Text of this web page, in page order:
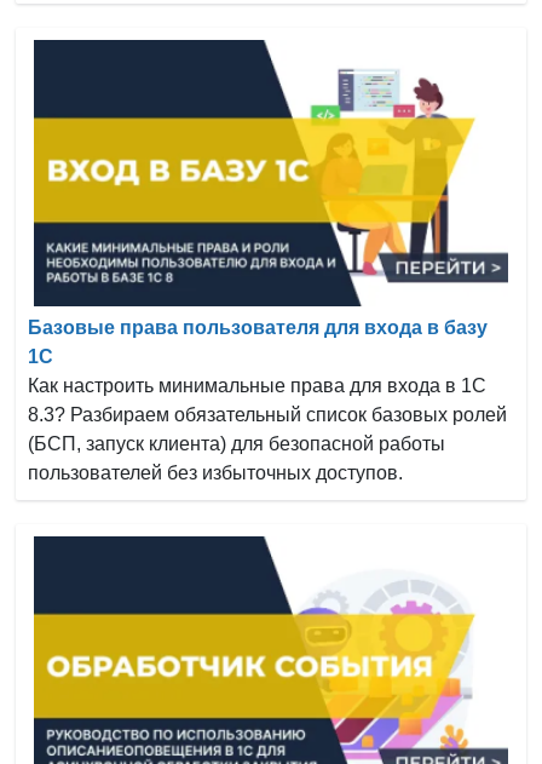
Базовые права пользователя для входа в базу
1С
Как настроить минимальные права для входа в 1С
8.3? Разбираем обязательный список базовых ролей
(БСП, запуск клиента) для безопасной работы
пользователей без избыточных доступов.